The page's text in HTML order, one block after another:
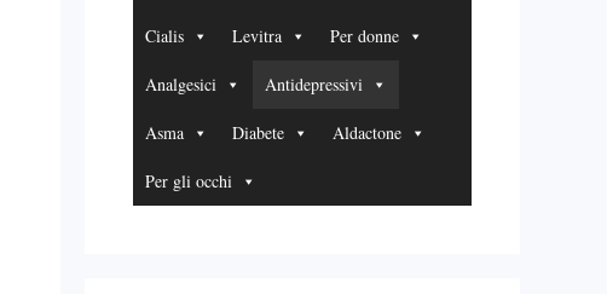
Cialis Levitra Per donne
Analgesici Antidepressivi
Asma Diabete Aldactone
Per gli occhi